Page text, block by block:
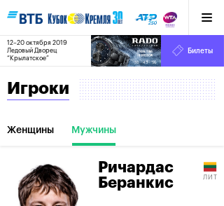
12–20 октября 2019
Ледовый Дворец
“Крылатское”
10 :43 : 56
Билеты
Игроки
Женщины Мужчины
Ричардас
Беранкис
ЛИТ